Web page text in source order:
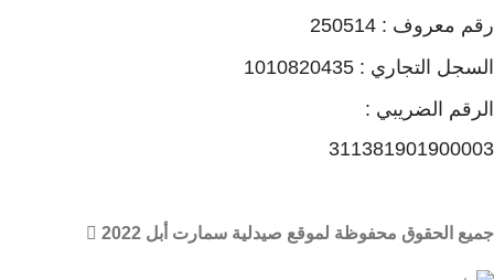
رقم معروف : 250514
السجل التجاري : 1010820435
الرقم الضريبي :
311381901900003
جميع الحقوق محفوظة لموقع صيدلية سمارت أبل 2022